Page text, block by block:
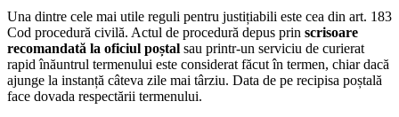
Una dintre cele mai utile reguli pentru justițiabili este cea din art. 183
Cod procedură civilă. Actul de procedură depus prin scrisoare
recomandată la oficiul poștal sau printr-un serviciu de curierat
rapid înăuntrul termenului este considerat făcut în termen, chiar dacă
ajunge la instanță câteva zile mai târziu. Data de pe recipisa poștală
face dovada respectării termenului.